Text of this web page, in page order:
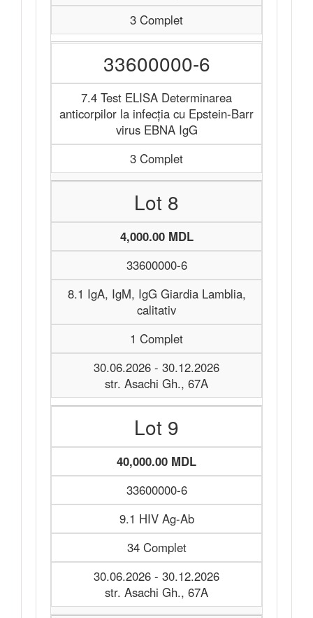
3 Complet
33600000-6
7.4 Test ELISA Determinarea
anticorpilor la infecția cu Epstein-Barr
virus EBNA IgG
3 Complet
Lot 8
4,000.00 MDL
33600000-6
8.1 IgA, IgM, IgG Giardia Lamblia,
calitativ
1 Complet
30.06.2026 - 30.12.2026
str. Asachi Gh., 67A
Lot 9
40,000.00 MDL
33600000-6
9.1 HIV Ag-Ab
34 Complet
30.06.2026 - 30.12.2026
str. Asachi Gh., 67A